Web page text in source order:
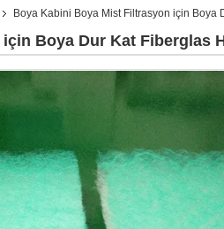
Boya Kabini Boya Mist Filtrasyon için Boya
Boya Dur Kat Fiberglas